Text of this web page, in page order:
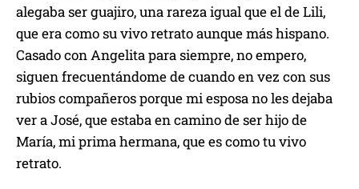
alegaba ser guajiro, una rareza igual que el de Lili,
que era como su vivo retrato aunque más hispano.
Casado con Angelita para siempre, no empero,
siguen frecuentándome de cuando en vez con sus
rubios compañeros porque mi esposa no les dejaba
ver a José, que estaba en camino de ser hijo de
María, mi prima hermana, que es como tu vivo
retrato.